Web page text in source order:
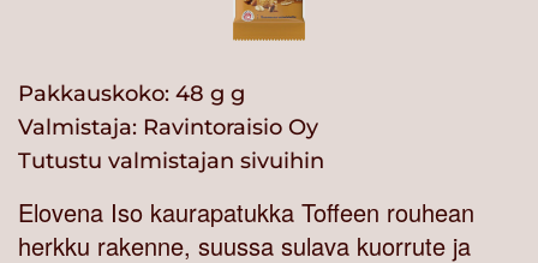
Pakkauskoko: 48 g g
Valmistaja: Ravintoraisio Oy
Tutustu valmistajan sivuihin
Elovena Iso kaurapatukka Toffeen rouhean
herkku rakenne, suussa sulava kuorrute ja